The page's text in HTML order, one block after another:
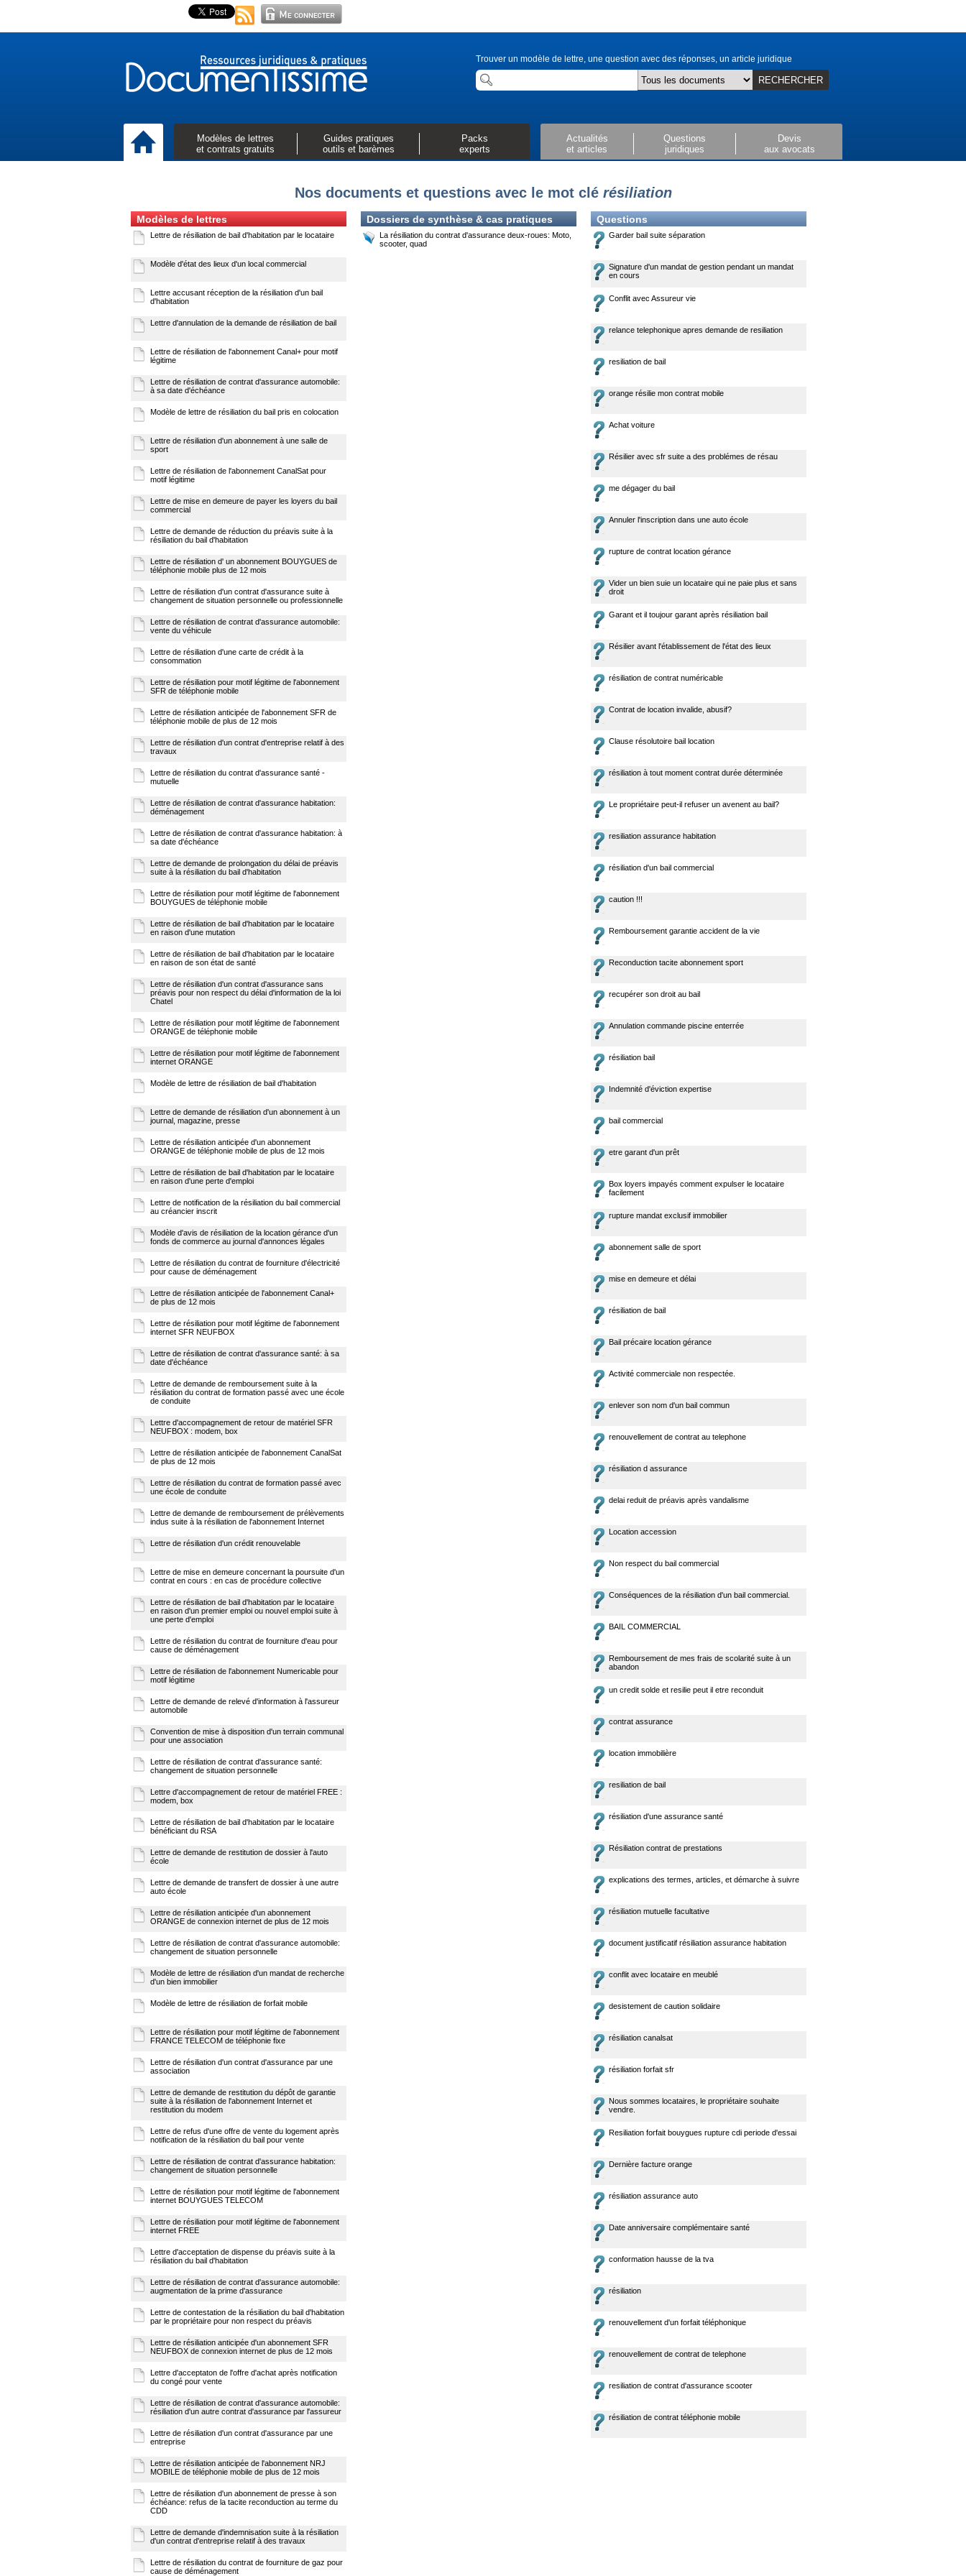
Trouver un modèle de lettre, une question avec des réponses, un article juridique
RECHERCHER
Modèles de lettres
et contrats gratuits
Guides pratiques
outils et barèmes
Packs
experts
Actualités
et articles
Questions
juridiques
Devis
aux avocats
Nos documents et questions avec le mot clé résiliation
Modèles de lettres
Lettre de résiliation de bail d'habitation par le locataire
Modèle d'état des lieux d'un local commercial
Lettre accusant réception de la résiliation d'un bail
d'habitation
Lettre d'annulation de la demande de résiliation de bail
Lettre de résiliation de l'abonnement Canal+ pour motif
légitime
Lettre de résiliation de contrat d'assurance automobile:
à sa date d'échéance
Modèle de lettre de résiliation du bail pris en colocation
Lettre de résiliation d'un abonnement à une salle de
sport
Lettre de résiliation de l'abonnement CanalSat pour
motif légitime
Lettre de mise en demeure de payer les loyers du bail
commercial
Lettre de demande de réduction du préavis suite à la
résiliation du bail d'habitation
Lettre de résiliation d' un abonnement BOUYGUES de
téléphonie mobile plus de 12 mois
Lettre de résiliation d'un contrat d'assurance suite à
changement de situation personnelle ou professionnelle
Lettre de résiliation de contrat d'assurance automobile:
vente du véhicule
Lettre de résiliation d'une carte de crédit à la
consommation
Lettre de résiliation pour motif légitime de l'abonnement
SFR de téléphonie mobile
Lettre de résiliation anticipée de l'abonnement SFR de
téléphonie mobile de plus de 12 mois
Lettre de résiliation d'un contrat d'entreprise relatif à des
travaux
Lettre de résiliation du contrat d'assurance santé -
mutuelle
Lettre de résiliation de contrat d'assurance habitation:
déménagement
Lettre de résiliation de contrat d'assurance habitation: à
sa date d'échéance
Lettre de demande de prolongation du délai de préavis
suite à la résiliation du bail d'habitation
Lettre de résiliation pour motif légitime de l'abonnement
BOUYGUES de téléphonie mobile
Lettre de résiliation de bail d'habitation par le locataire
en raison d'une mutation
Lettre de résiliation de bail d'habitation par le locataire
en raison de son état de santé
Lettre de résiliation d'un contrat d'assurance sans
préavis pour non respect du délai d'information de la loi
Chatel
Lettre de résiliation pour motif légitime de l'abonnement
ORANGE de téléphonie mobile
Lettre de résiliation pour motif légitime de l'abonnement
internet ORANGE
Modèle de lettre de résiliation de bail d'habitation
Lettre de demande de résiliation d'un abonnement à un
journal, magazine, presse
Lettre de résiliation anticipée d'un abonnement
ORANGE de téléphonie mobile de plus de 12 mois
Lettre de résiliation de bail d'habitation par le locataire
en raison d'une perte d'emploi
Lettre de notification de la résiliation du bail commercial
au créancier inscrit
Modèle d'avis de résiliation de la location gérance d'un
fonds de commerce au journal d'annonces légales
Lettre de résiliation du contrat de fourniture d'électricité
pour cause de déménagement
Lettre de résiliation anticipée de l'abonnement Canal+
de plus de 12 mois
Lettre de résiliation pour motif légitime de l'abonnement
internet SFR NEUFBOX
Lettre de résiliation de contrat d'assurance santé: à sa
date d'échéance
Lettre de demande de remboursement suite à la
résiliation du contrat de formation passé avec une école
de conduite
Lettre d'accompagnement de retour de matériel SFR
NEUFBOX : modem, box
Lettre de résiliation anticipée de l'abonnement CanalSat
de plus de 12 mois
Lettre de résiliation du contrat de formation passé avec
une école de conduite
Lettre de demande de remboursement de prélèvements
indus suite à la résiliation de l'abonnement Internet
Lettre de résiliation d'un crédit renouvelable
Lettre de mise en demeure concernant la poursuite d'un
contrat en cours : en cas de procédure collective
Lettre de résiliation de bail d'habitation par le locataire
en raison d'un premier emploi ou nouvel emploi suite à
une perte d'emploi
Lettre de résiliation du contrat de fourniture d'eau pour
cause de déménagement
Lettre de résiliation de l'abonnement Numericable pour
motif légitime
Lettre de demande de relevé d'information à l'assureur
automobile
Convention de mise à disposition d'un terrain communal
pour une association
Lettre de résiliation de contrat d'assurance santé:
changement de situation personnelle
Lettre d'accompagnement de retour de matériel FREE :
modem, box
Lettre de résiliation de bail d'habitation par le locataire
bénéficiant du RSA
Lettre de demande de restitution de dossier à l'auto
école
Lettre de demande de transfert de dossier à une autre
auto école
Lettre de résiliation anticipée d'un abonnement
ORANGE de connexion internet de plus de 12 mois
Lettre de résiliation de contrat d'assurance automobile:
changement de situation personnelle
Modèle de lettre de résiliation d'un mandat de recherche
d'un bien immobilier
Modèle de lettre de résiliation de forfait mobile
Lettre de résiliation pour motif légitime de l'abonnement
FRANCE TELECOM de téléphonie fixe
Lettre de résiliation d'un contrat d'assurance par une
association
Lettre de demande de restitution du dépôt de garantie
suite à la résiliation de l'abonnement Internet et
restitution du modem
Lettre de refus d'une offre de vente du logement après
notification de la résiliation du bail pour vente
Lettre de résiliation de contrat d'assurance habitation:
changement de situation personnelle
Lettre de résiliation pour motif légitime de l'abonnement
internet BOUYGUES TELECOM
Lettre de résiliation pour motif légitime de l'abonnement
internet FREE
Lettre d'acceptation de dispense du préavis suite à la
résiliation du bail d'habitation
Lettre de résiliation de contrat d'assurance automobile:
augmentation de la prime d'assurance
Lettre de contestation de la résiliation du bail d'habitation
par le propriétaire pour non respect du préavis
Lettre de résiliation anticipée d'un abonnement SFR
NEUFBOX de connexion internet de plus de 12 mois
Lettre d'acceptaton de l'offre d'achat après notification
du congé pour vente
Lettre de résiliation de contrat d'assurance automobile:
résiliation d'un autre contrat d'assurance par l'assureur
Lettre de résiliation d'un contrat d'assurance par une
entreprise
Lettre de résiliation anticipée de l'abonnement NRJ
MOBILE de téléphonie mobile de plus de 12 mois
Lettre de résiliation d'un abonnement de presse à son
échéance: refus de la tacite reconduction au terme du
CDD
Lettre de demande d'indemnisation suite à la résiliation
d'un contrat d'entreprise relatif à des travaux
Lettre de résiliation du contrat de fourniture de gaz pour
cause de déménagement
Dossiers de synthèse & cas pratiques
La résiliation du contrat d'assurance deux-roues: Moto,
scooter, quad
Questions
Garder bail suite séparation
Signature d'un mandat de gestion pendant un mandat
en cours
Conflit avec Assureur vie
relance telephonique apres demande de resiliation
resiliation de bail
orange résilie mon contrat mobile
Achat voiture
Résilier avec sfr suite a des problémes de résau
me dégager du bail
Annuler l'inscription dans une auto école
rupture de contrat location gérance
Vider un bien suie un locataire qui ne paie plus et sans
droit
Garant et il toujour garant après résiliation bail
Résilier avant l'établissement de l'état des lieux
résiliation de contrat numéricable
Contrat de location invalide, abusif?
Clause résolutoire bail location
résiliation à tout moment contrat durée déterminée
Le propriétaire peut-il refuser un avenent au bail?
resiliation assurance habitation
résiliation d'un bail commercial
caution !!!
Remboursement garantie accident de la vie
Reconduction tacite abonnement sport
recupérer son droit au bail
Annulation commande piscine enterrée
résiliation bail
Indemnité d'éviction expertise
bail commercial
etre garant d'un prêt
Box loyers impayés comment expulser le locataire
facilement
rupture mandat exclusif immobilier
abonnement salle de sport
mise en demeure et délai
résiliation de bail
Bail précaire location gérance
Activité commerciale non respectée.
enlever son nom d'un bail commun
renouvellement de contrat au telephone
résiliation d assurance
delai reduit de préavis après vandalisme
Location accession
Non respect du bail commercial
Conséquences de la résiliation d'un bail commercial.
BAIL COMMERCIAL
Remboursement de mes frais de scolarité suite à un
abandon
un credit solde et resilie peut il etre reconduit
contrat assurance
location immobilière
resiliation de bail
résiliation d'une assurance santé
Résiliation contrat de prestations
explications des termes, articles, et démarche à suivre
résiliation mutuelle facultative
document justificatif résiliation assurance habitation
conflit avec locataire en meublé
desistement de caution solidaire
résiliation canalsat
résiliation forfait sfr
Nous sommes locataires, le propriétaire souhaite
vendre.
Resiliation forfait bouygues rupture cdi periode d'essai
Dernière facture orange
résiliation assurance auto
Date anniversaire complémentaire santé
conformation hausse de la tva
résiliation
renouvellement d'un forfait téléphonique
renouvellement de contrat de telephone
resiliation de contrat d'assurance scooter
résiliation de contrat téléphonie mobile